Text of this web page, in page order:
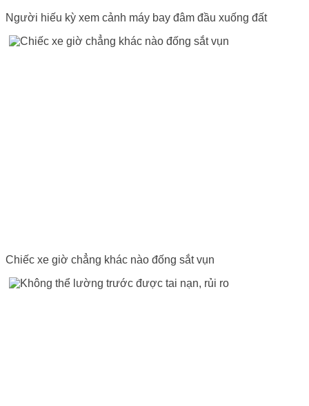
Người hiếu kỳ xem cảnh máy bay đâm đầu xuống đất
Chiếc xe giờ chẳng khác nào đống sắt vụn